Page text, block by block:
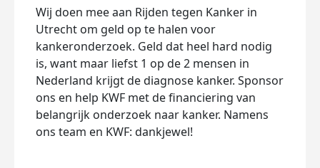
Wij doen mee aan Rijden tegen Kanker in
Utrecht om geld op te halen voor
kankeronderzoek. Geld dat heel hard nodig
is, want maar liefst 1 op de 2 mensen in
Nederland krijgt de diagnose kanker. Sponsor
ons en help KWF met de financiering van
belangrijk onderzoek naar kanker. Namens
ons team en KWF: dankjewel!